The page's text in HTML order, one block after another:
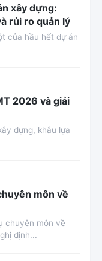
xây dựng:
rủi ro quản lý
của hầu hết dự án
2026 và giải
dựng, khâu lựa
môn về
chuyên môn về
định...